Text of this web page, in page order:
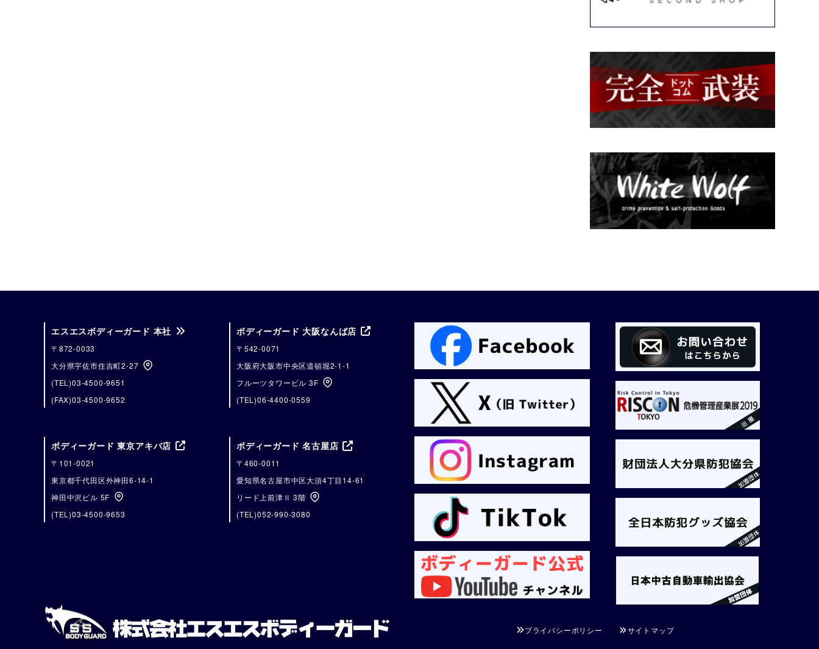
エスエスボディーガード 本社
〒872-0033
大分県宇佐市住吉町2-27
(TEL)03-4500-9651
(FAX)03-4500-9652
ボディーガード 東京アキバ店
〒101-0021
東京都千代田区外神田6-14-1
神田中沢ビル 5F
(TEL)03-4500-9653
ボディーガード 大阪なんば店
〒542-0071
大阪府大阪市中央区道頓堀2-1-1
フルーツタワービル 3F
(TEL)06-4400-0559
ボディーガード 名古屋店
〒460-0011
愛知県名古屋市中区大須4丁目14-61
リード上前津Ⅱ 3階
(TEL)052-990-3080
プライバシーポリシー サイトマップ